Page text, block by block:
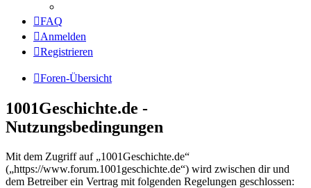
FAQ
Anmelden
Registrieren
Foren-Übersicht
1001Geschichte.de -
Nutzungsbedingungen
Mit dem Zugriff auf „1001Geschichte.de“
(„https://www.forum.1001geschichte.de“) wird zwischen dir und
dem Betreiber ein Vertrag mit folgenden Regelungen geschlossen: